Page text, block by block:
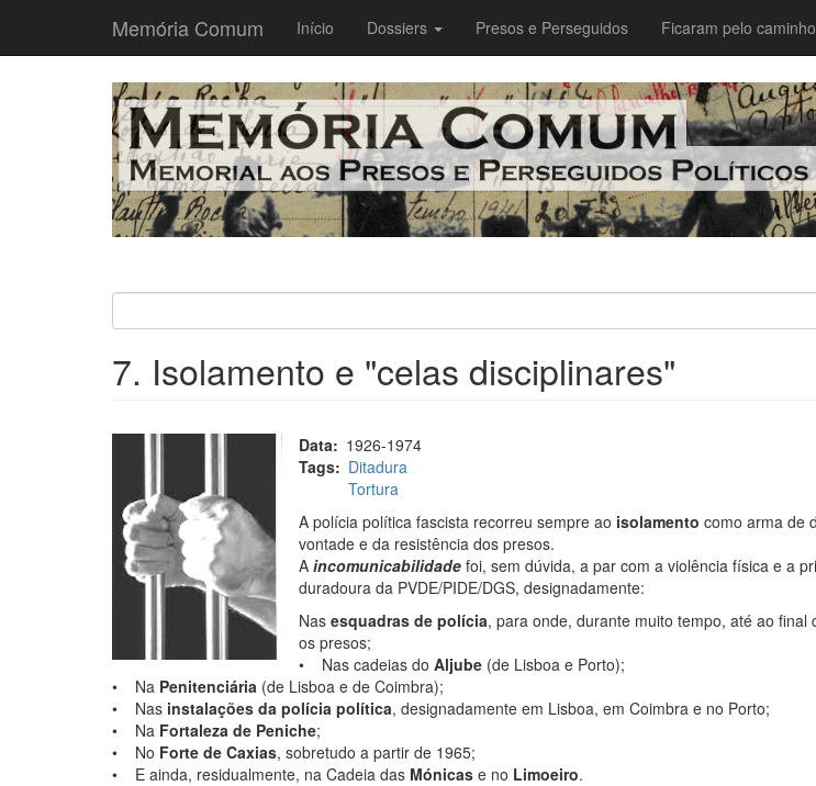
Memória Comum
Main
navigation
Início Dossiers Presos e Perseguidos Ficaram pelo caminho
7. Isolamento e "celas disciplinares"
Data
1926-1974
Tags
Ditadura
Tortura
A polícia política fascista recorreu sempre ao isolamento como arma de
vontade e da resistência dos presos.
A incomunicabilidade foi, sem dúvida, a par com a violência física e a
duradoura da PVDE/PIDE/DGS, designadamente:
Nas esquadras de polícia, para onde, durante muito tempo, até ao final
os presos;
• Nas cadeias do Aljube (de Lisboa e Porto);
• Na Penitenciária (de Lisboa e de Coimbra);
• Nas instalações da polícia política, designadamente em Lisboa, em Coimbra e no Porto;
• Na Fortaleza de Peniche;
• No Forte de Caxias, sobretudo a partir de 1965;
• E ainda, residualmente, na Cadeia das Mónicas e no Limoeiro.